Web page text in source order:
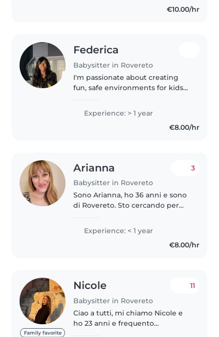
€10.00/hr
Federica
Babysitter in Rovereto
I'm passionate about creating
fun, safe environments for kids—
homework help, creative
activities, and music, plus first..
Experience: > 1 year
€8.00/hr
Arianna
Babysitter in Rovereto
3
Sono Arianna, ho 36 anni e sono
di Rovereto. Sto cercando per
e dintorni. Purtroppo non ho
esperienza come babysitter, ma
Experience: < 1 year
€8.00/hr
Family favorite
Nicole
Babysitter in Rovereto
11
Ciao a tutti, mi chiamo Nicole e
ho 23 anni e frequento